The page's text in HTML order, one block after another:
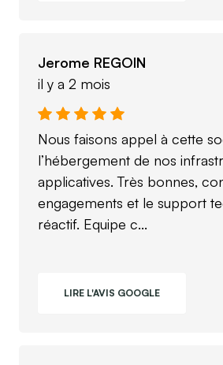
Jerome REGOIN
il y a 2 mois
Nous faisons appel à cette
l’hébergement de nos
applicatives. Très bonnes,
engagements et le support
réactif. Equipe c...
LIRE L'AVIS GOOGLE